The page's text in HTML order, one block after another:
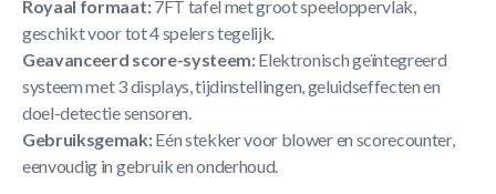
Royaal formaat:7FT tafel met groot speeloppervlak,
geschikt voor tot 4 spelers tegelijk.
Geavanceerd score-systeem:Elektronisch geïntegreerd
systeem met 3 displays, tijdinstellingen, geluidseffecten en
doel-detectie sensoren.
Gebruiksgemak:Eén stekker voor blower en scorecounter,
eenvoudig in gebruik en onderhoud.